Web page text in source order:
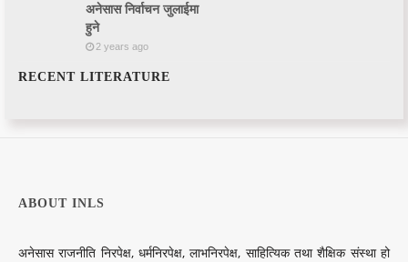
अनेसास निर्वाचन जुलाईमा
हुने
2 years ago
RECENT LITERATURE
ABOUT INLS
अनेसास राजनीति निरपेक्ष, धर्मनिरपेक्ष, लाभनिरपेक्ष, साहित्यिक तथा शैक्षिक संस्था हो